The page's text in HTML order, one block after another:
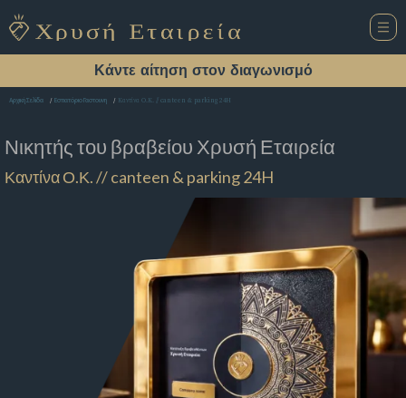
Κάντε αίτηση στον διαγωνισμό
Αρχική Σελίδα Εστιατόριο Γαστουνη Καντίνα Ο.Κ. // canteen & parking 24H
Νικητής του βραβείου Χρυσή Εταιρεία
Καντίνα Ο.Κ. // canteen & parking 24H